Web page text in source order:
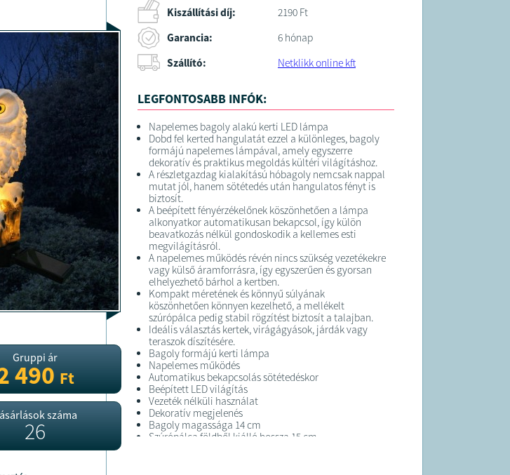
Gruppi ár
490Ft
száma
26
Kiszállítási díj:
2190 Ft
Garancia:
6 hónap
Szállító:
Netklikk online kft
LEGFONTOSABB INFÓK:
Napelemes bagoly alakú kerti LED lámpa
Dobd fel kerted hangulatát ezzel a különleges, bagoly
formájú napelemes lámpával, amely egyszerre
dekoratív és praktikus megoldás kültéri világításhoz.
A részletgazdag kialakítású hóbagoly nemcsak nappal
mutat jól, hanem sötétedés után hangulatos fényt is
biztosít.
A beépített fényérzékelőnek köszönhetően a lámpa
alkonyatkor automatikusan bekapcsol, így külön
beavatkozás nélkül gondoskodik a kellemes esti
megvilágításról.
A napelemes működés révén nincs szükség vezetékekre
vagy külső áramforrásra, így egyszerűen és gyorsan
elhelyezhető bárhol a kertben.
Kompakt méretének és könnyű súlyának
köszönhetően könnyen kezelhető, a mellékelt
szúrópálca pedig stabil rögzítést biztosít a talajban.
Ideális választás kertek, virágágyások, járdák vagy
teraszok díszítésére.
Bagoly formájú kerti lámpa
Napelemes működés
Automatikus bekapcsolás sötétedéskor
Beépített LED világítás
Vezeték nélküli használat
Dekoratív megjelenés
Bagoly magassága 14 cm
Szúrópálca földből kiálló hossza 15 cm